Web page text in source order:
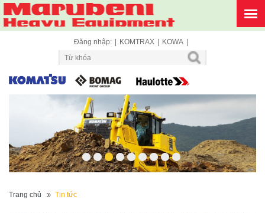
Đăng nhập: KOMTRAX KOWA
Trang chủ Tin tức